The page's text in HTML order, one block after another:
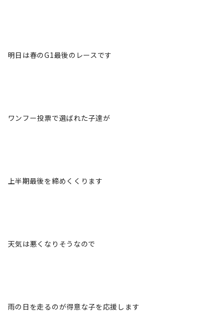
明日は春のG1最後のレースです
ワンフー投票で選ばれた子達が
上半期最後を締めくくります
天気は悪くなりそうなので
雨の日を走るのが得意な子を応援します